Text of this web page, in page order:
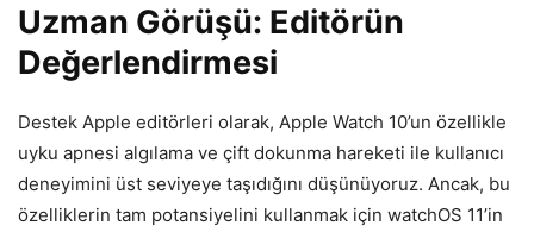
Uzman Görüşü: Editörün
Değerlendirmesi
Destek Apple editörleri olarak, Apple Watch 10’un özellikle
uyku apnesi algılama ve çift dokunma hareketi ile kullanıcı
deneyimini üst seviyeye taşıdığını düşünüyoruz. Ancak, bu
özelliklerin tam potansiyelini kullanmak için watchOS 11’in